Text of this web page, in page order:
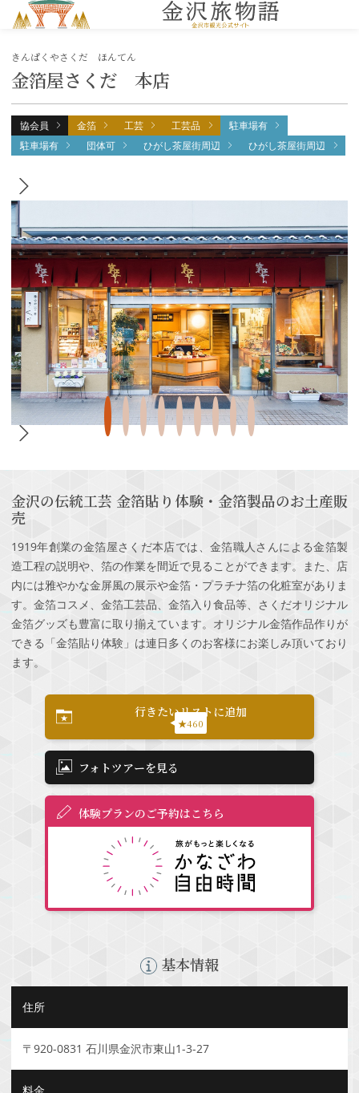
金箔屋さくだ 本店
きんぱくやさくだ ほんてん
協会員 金箔 工芸 工芸品
駐車場有
駐車場有
団体可 ひがし茶屋街周辺 ひがし茶屋街周辺
金沢の伝統工芸 金箔貼り体験・金箔製品のお土産販
売
1919年創業の金箔屋さくだ本店では、金箔職人さんによる金箔製
造工程の説明や、箔の作業を間近で見ることができます。また、店
内には雅やかな金屏風の展示や金箔・プラチナ箔の化粧室がありま
す。金箔コスメ、金箔工芸品、金箔入り食品等、さくだオリジナル
金箔グッズも豊富に取り揃えています。オリジナル金箔作品作りが
できる「金箔貼り体験」は連日多くのお客様にお楽しみ頂いており
ます。
行きたいリストに追加
★460
フォトツアーを見る
体験プランのご予約はこちら
基本情報
住所
〒920-0831 石川県金沢市東山1-3-27